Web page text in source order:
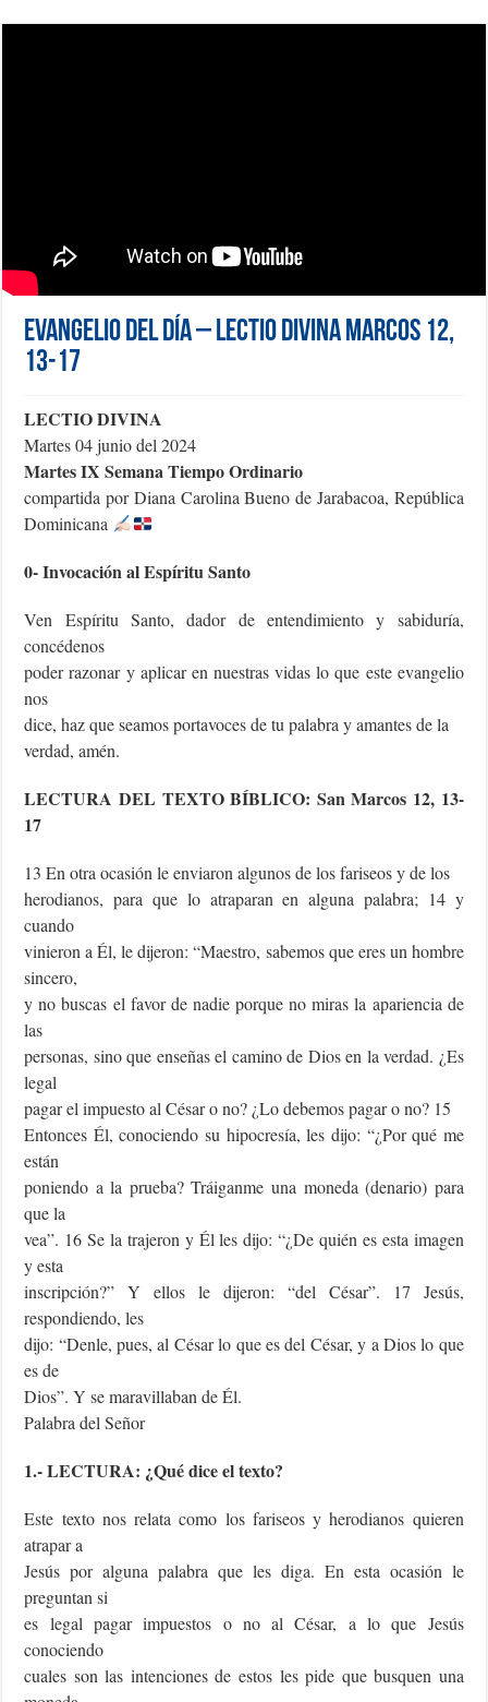
Evangelio del día – Lectio Divina Marcos 12,
13-17
LECTIO DIVINA
Martes 04 junio del 2024
Martes IX Semana Tiempo Ordinario
compartida por Diana Carolina Bueno de Jarabacoa, República
Dominicana
0- Invocación al Espíritu Santo
Ven Espíritu Santo, dador de entendimiento y sabiduría,
concédenos
poder razonar y aplicar en nuestras vidas lo que este evangelio
nos
dice, haz que seamos portavoces de tu palabra y amantes de la
verdad, amén.
LECTURA DEL TEXTO BÍBLICO: San Marcos 12, 13-
17
13 En otra ocasión le enviaron algunos de los fariseos y de los
herodianos, para que lo atraparan en alguna palabra; 14 y
cuando
vinieron a Él, le dijeron: “Maestro, sabemos que eres un hombre
sincero,
y no buscas el favor de nadie porque no miras la apariencia de
las
personas, sino que enseñas el camino de Dios en la verdad. ¿Es
legal
pagar el impuesto al César o no? ¿Lo debemos pagar o no? 15
Entonces Él, conociendo su hipocresía, les dijo: “¿Por qué me
están
poniendo a la prueba? Tráiganme una moneda (denario) para
que la
vea”. 16 Se la trajeron y Él les dijo: “¿De quién es esta imagen
y esta
inscripción?” Y ellos le dijeron: “del César”. 17 Jesús,
respondiendo, les
dijo: “Denle, pues, al César lo que es del César, y a Dios lo que
es de
Dios”. Y se maravillaban de Él.
Palabra del Señor
1.- LECTURA: ¿Qué dice el texto?
Este texto nos relata como los fariseos y herodianos quieren
atrapar a
Jesús por alguna palabra que les diga. En esta ocasión le
preguntan si
es legal pagar impuestos o no al César, a lo que Jesús
conociendo
cuales son las intenciones de estos les pide que busquen una